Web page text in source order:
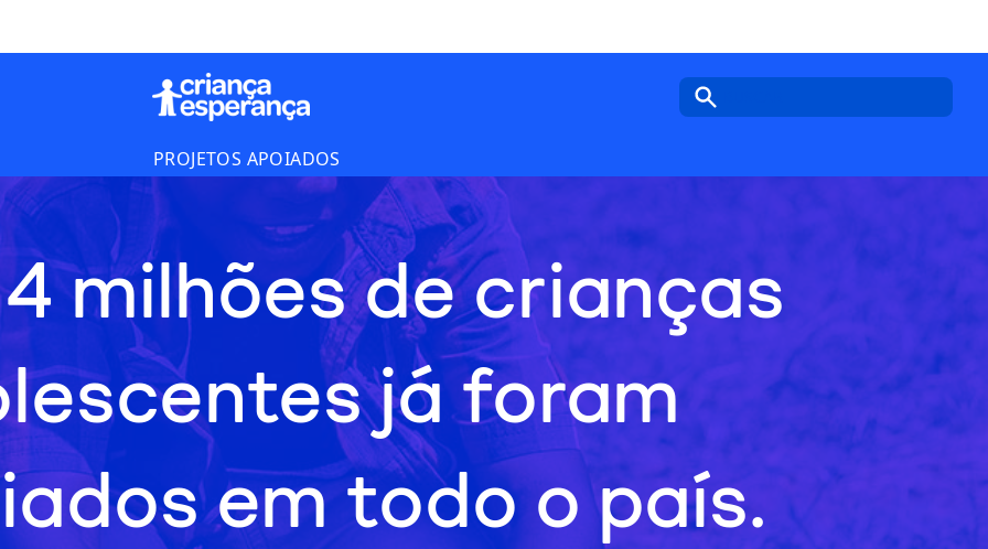
Search icon
PROJETOS APOIADOS
milhões de crianças
já foram
em todo o país.